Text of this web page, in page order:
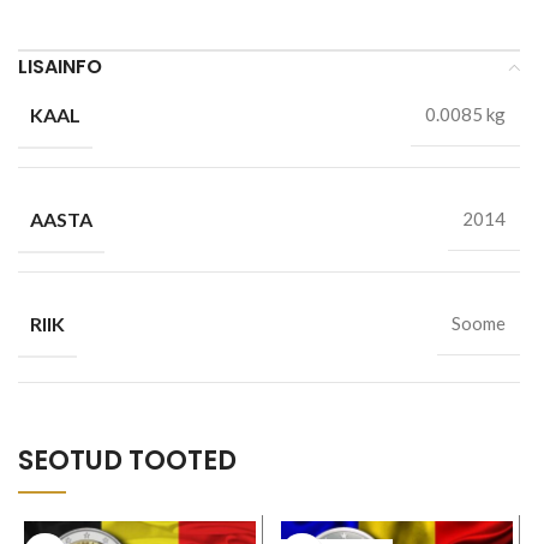
LISAINFO
KAAL 0.0085 kg
AASTA 2014
RIIK Soome
SEOTUD TOOTED